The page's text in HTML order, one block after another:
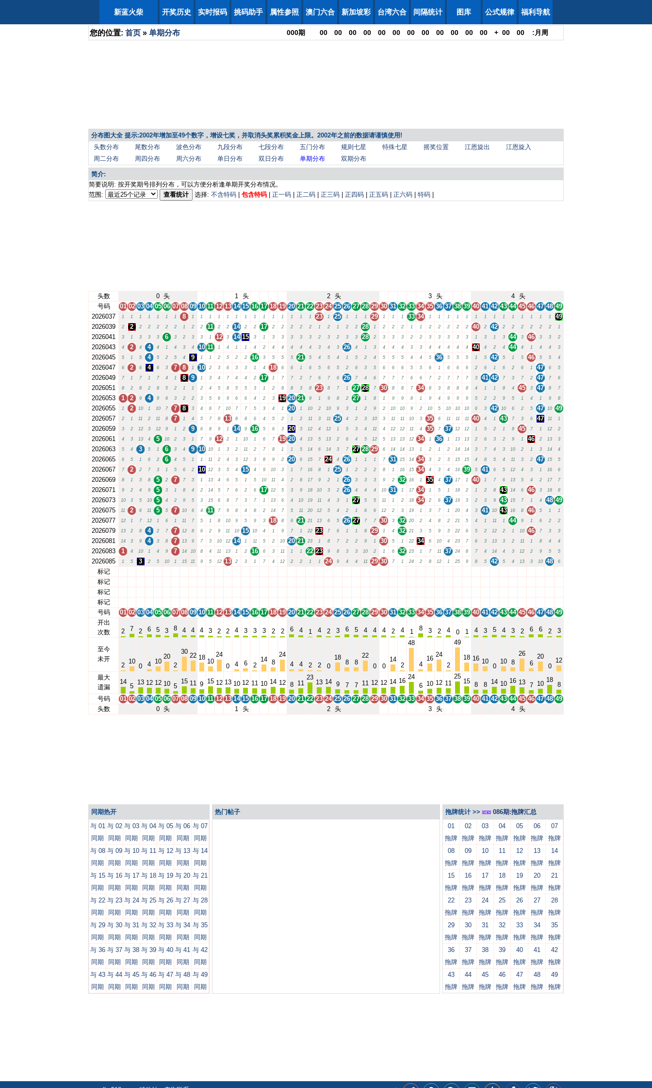
新蓝火柴 开奖历史 实时报码 挑码助手 属性参照 澳门六合 新加坡彩 台湾六合 间隔统计 图库 公式规律 福利导航
您的位置: 首页 » 单期分布 000期 00 00 00 00 00 00 00 00 00 00 00 00 + 00 00 : 月 周
分布图大全 提示:2002年增加至49个数字，增设七奖，并取消头奖累积奖金上限。2002年之前的数据请谨慎使用!
头数分布
尾数分布 波色分布 九段分布 七段分布 五门分布 规则七星 特殊七星 摇奖位置 江恩旋出
江恩旋入
周二分布
周四分布 周六分布 单日分布 双日分布 单期分布 双期分布
简介:
简要说明: 按开奖期号排列分布，可以方便分析逢单期开奖分布情况。
范围:
查看统计 选择: 不含特码 包含特码 正一码 正二码 正三码 正四码 正五码 正六码 特码
头数 0 头 1 头 2 头 3 头 4
头
号码
01 02 03 04 05 06 07 08 09 10 11 12 13 14 15 16 17 18 19 20 21 22 23 24 25 26 27 28 29 30 31 32 33 34 35 36 37 38 39 40 41 42 43 44 45 46 47 48 49
2026037
1 1 1 1 1 1 1 8 1 1 1 1 1 1 1 1 1 1 1 1 1 1 23 1 25 1 1 1 29 1 1 1 33 34 1 1 1 1 1 1 1 1 1 1 1 1 1 1
49
2026039
2 2 2 2 2 2 2 1 2 2 11 2 2 14 2 2 17 2 2 2 2 2 1 2 1 2 2 28 1 2 2 2 1 1 2 2 2 2 2 40 2 42 2 2 2 2 2 2 1
2026041 3 1 3 3 3 6 3 2 3 3 1 12 3 14 15 3 1 3 3 3 3 3 2 3 2 3 3 28 2 3 3 3 2 2 3 3 3 3 3 1 3 1 3 44 3 46 3 3 2
2026043 4 2 4 4 4 1 4 3 4 10 11 1 4 1 1 4 2 4 4 4 4 4 3 4 3 26 4 1 3 4 4 4 3 3 4 4 4 4 4 40 4 2 4 44 4 1 4 4 3
2026045 5 1 5 4 5 2 5 4 9 1 1 2 5 2 2 16 3 5 5 5 21 5 4 5 4 1 5 2 4 5 5 5 4 4 5 36 5 5 5 1 5 42 5 1 5 46 5 5 4
2026047 6 2 6 4 6 3 7 8 1 10 2 3 6 3 3 1 4 18 6 6 1 6 5 6 5 2 6 3 5 6 6 6 5 5 6 1 6 6 6 2 6 1 6 2 6 1 47 6 5
2026049 7 1 7 1 7 4 1 8 9 1 3 4 7 4 4 2 17 1 7 7 2 7 6 7 6 26 7 4 6 7 7 7 6 6 7 2 7 7 7 3 41 42 7 3 7 2 47 7 6
2026051 8 2 8 2 8 5 2 1 1 2 4 5 8 5 5 3 1 2 8 8 3 8 23 8 7 1 27 28 7 30 8 8 7 34 8 3 8 8 8 4 1 1 8 4 45 3 47 8 7
2026053 1 2 9 4 9 6 3 2 2 3 5 6 9 6 6 4 2 3 19 20 21 9 1 9 8 2 27 1 8 1 9 9 8 1 9 4 9 9 9 5 2 2 9 5 1 4 1 9 8
2026055 1 2 10 1 10 7 7 8 3 4 6 7 10 7 7 5 3 4 1 20 1 10 2 10 9 3 1 2 9 2 10 10 9 2 10 5 10 10 10 6 3 42 10 6 2 5 47 10
49
2026057
2 1 11 2 11 8 7 1 4 5 7 8 13 8 8 6 4 5 2 1 2 11 3 11 25 4 2 3 10 3 11 11 10 3 35 6 11 11 11 40 4 1 43 7 3 6 47 11 1
2026059 3 2 12 3 12 9 1 2 9 6 8 9 1 14 9 16 5 6 3 20 3 12 4 12 1 5 3 4 11 4 12 12 11 4 35 7 37 12 12 1 5 2 1 8 45 7 1 12 2
2026061 4 3 13 4 5 10 2 3 1 7 9 12 2 1 10 1 6 7 19 20 4 13 5 13 2 6 4 5 12 5 13 13 12 34 1 36 1 13 13 2 6 3 2 9 1 46 2 13 3
2026063 5 4 3 5 1 6 3 4 9 10 10 1 3 2 11 2 7 8 1 1 5 14 6 14 3 7 27 28 29 6 14 14 13 1 2 1 2 14 14 3 7 4 3 10 2 1 3 14 4
2026065 6 5 1 6 2 6 4 5 1 1 11 2 4 3 12 3 8 9 2 20 6 15 7 24 4 26 1 1 1 7 31 15 14 34 3 2 3 15 15 4 8 5 4 11 3 2 47 15 5
2026067 7 2 2 7 3 1 5 6 2 10 12 3 5 4 15 4 9 10 3 1 7 16 8 1 25 1 2 2 2 8 1 16 15 34 4 3 4 16 39 5 41 6 5 12 4 3 1 16 6
2026069 8 1 3 8 5 2 7 7 3 1 13 4 6 5 1 5 10 11 4 2 8 17 9 2 1 26 3 3 3 9 2 32 16 1 35 4 37 17 1 40 1 7 6 13 5 4 2 17 7
2026071 9 2 4 9 5 3 1 8 4 2 14 5 7 6 2 6 17 12 5 3 9 18 10 3 2 26 4 4 4 10 31 1 17 34 1 5 1 18 2 1 2 8 43 14 6 46 3 18 8
2026073 10 3 5 10 5 4 2 9 5 3 15 6 8 7 3 7 1 13 6 4 10 19 11 4 3 1 27 5 5 11 1 2 18 34 2 6 37 19 3 2 3 9 43 15 7 1 4 48 49
2026075
11 2 6 11 5 5 7 10 6 4 11 7 9 8 4 8 2 14 7 5 11 20 12 5 4 2 1 6 6 12 2 3 19 1 3 7 1 20 4 3 41 10 43 16 8 46 5 1 1
2026077 12 1 7 12 1 6 1 11 7 5 1 8 10 9 5 9 3 18 8 6 21 21 13 6 5 26 27 7 7 30 3 32 20 2 4 8 2 21 5 4 1 11 1 44 9 1 6 2 2
2026079 13 2 8 4 2 7 7 12 8 6 2 9 11 10 15 10 4 1 9 7 1 22 23 7 6 1 1 8 29 1 4 32 21 3 5 9 3 22 6 5 2 12 2 1 10 46 7 3 3
2026081 14 3 9 4 3 8 7 13 9 7 3 10 12 14 1 11 5 2 10 20 21 23 1 8 7 2 2 9 1 30 5 1 22 34 6 10 4 23 7 6 3 13 3 2 11 1 8 4 4
2026083 1 4 10 1 4 9 7 14 10 8 4 11 13 1 2 16 6 3 11 1 1 22 23 9 8 3 3 10 2 1 6 32 23 1 7 11 37 24 8 7 4 14 4 3 12 2 9 5 5
2026085 1 5 3 2 5 10 1 15 11 9 5 12 13 2 3 1 7 4 12 2 2 1 1 24 9 4 4 11 29 30 7 1 24 2 8 12 1 25 9 8 5 42 5 4 13 3 10 48 6
标记
标记
标记
标记
号码
01 02 03 04 05 06 07 08 09 10 11 12 13 14 15 16 17 18 19 20 21 22 23 24 25 26 27 28 29 30 31 32 33 34 35 36 37 38 39 40 41 42 43 44 45 46 47 48 49
开出
次数
2 7 2 6 5 3 8 4 4 4 3 2 2 4 3 3 3 2 2 6 4 1 4 2 3 6 5 4 4 4 2 4 1 8 3 2 4 0 1 4 3 5 4 3 2 6 6 2 3
至今
未开
2
10
0 4 10
20
2
30
22 18
10
24
0
4 6 2
14 8
24
4
4 2 2 0
18
8 8
22
0
0
14
2
48
4
16
24
2
49
18 16 10
0
10 8
26
6
20
0
12
最大
遗漏
14
5
13 12 12 10 5
15 11 9 15 12 13 10 12 11 10 14 12 8 11
23
13 14 9 7 7 11 12 12 14 16
24
6
10 12 11
25
15 8 8 14 10 16 13 7 10
18
8
号码
01 02 03 04 05 06 07 08 09 10 11 12 13 14 15 16 17 18 19 20 21 22 23 24 25 26 27 28 29 30 31 32 33 34 35 36 37 38 39 40 41 42 43 44 45 46 47 48 49
头数
0 头 1 头 2 头 3 头 4 头
同期热开
与 01
同期
与 02
同期
与 03
同期
与 04
同期
与 05
同期
与 06
同期
与 07
同期
与 08
同期
与 09
同期
与 10
同期
与 11
同期
与 12
同期
与 13
同期
与 14
同期
与 15
同期
与 16
同期
与 17
同期
与 18
同期
与 19
同期
与 20
同期
与 21
同期
与 22
同期
与 23
同期
与 24
同期
与 25
同期
与 26
同期
与 27
同期
与 28
同期
与 29
同期
与 30
同期
与 31
同期
与 32
同期
与 33
同期
与 34
同期
与 35
同期
与 36
同期
与 37
同期
与 38
同期
与 39
同期
与 40
同期
与 41
同期
与 42
同期
与 43
同期
与 44
同期
与 45
同期
与 46
同期
与 47
同期
与 48
同期
与 49
同期
热门帖子 拖牌统计 >>
086期:拖牌汇总
01
拖牌
02
拖牌
03
拖牌
04
拖牌
05
拖牌
06
拖牌
07
拖牌
08
拖牌
09
拖牌
10
拖牌
11
拖牌
12
拖牌
13
拖牌
14
拖牌
15
拖牌
16
拖牌
17
拖牌
18
拖牌
19
拖牌
20
拖牌
21
拖牌
22
拖牌
23
拖牌
24
拖牌
25
拖牌
26
拖牌
27
拖牌
28
拖牌
29
拖牌
30
拖牌
31
拖牌
32
拖牌
33
拖牌
34
拖牌
35
拖牌
36
拖牌
37
拖牌
38
拖牌
39
拖牌
40
拖牌
41
拖牌
42
拖牌
43
拖牌
44
拖牌
45
拖牌
46
拖牌
47
拖牌
48
拖牌
49
拖牌